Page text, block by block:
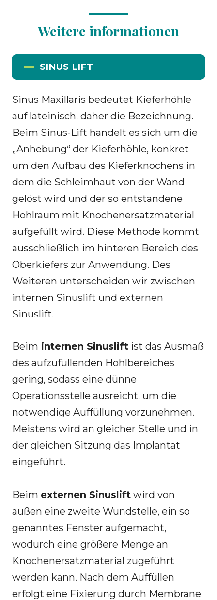
Weitere informationen
SINUS LIFT
Sinus Maxillaris bedeutet Kieferhöhle
auf lateinisch, daher die Bezeichnung.
Beim Sinus-Lift handelt es sich um die
„Anhebung“ der Kieferhöhle, konkret
um den Aufbau des Kieferknochens in
dem die Schleimhaut von der Wand
gelöst wird und der so entstandene
Hohlraum mit Knochenersatzmaterial
aufgefüllt wird. Diese Methode kommt
ausschließlich im hinteren Bereich des
Oberkiefers zur Anwendung. Des
Weiteren unterscheiden wir zwischen
internen Sinuslift und externen
Sinuslift.
Beim internen Sinuslift ist das Ausmaß
des aufzufüllenden Hohlbereiches
gering, sodass eine dünne
Operationsstelle ausreicht, um die
notwendige Auffüllung vorzunehmen.
Meistens wird an gleicher Stelle und in
der gleichen Sitzung das Implantat
eingeführt.
Beim externen Sinuslift wird von
außen eine zweite Wundstelle, ein so
genanntes Fenster aufgemacht,
wodurch eine größere Menge an
Knochenersatzmaterial zugeführt
werden kann. Nach dem Auffüllen
erfolgt eine Fixierung durch Membrane